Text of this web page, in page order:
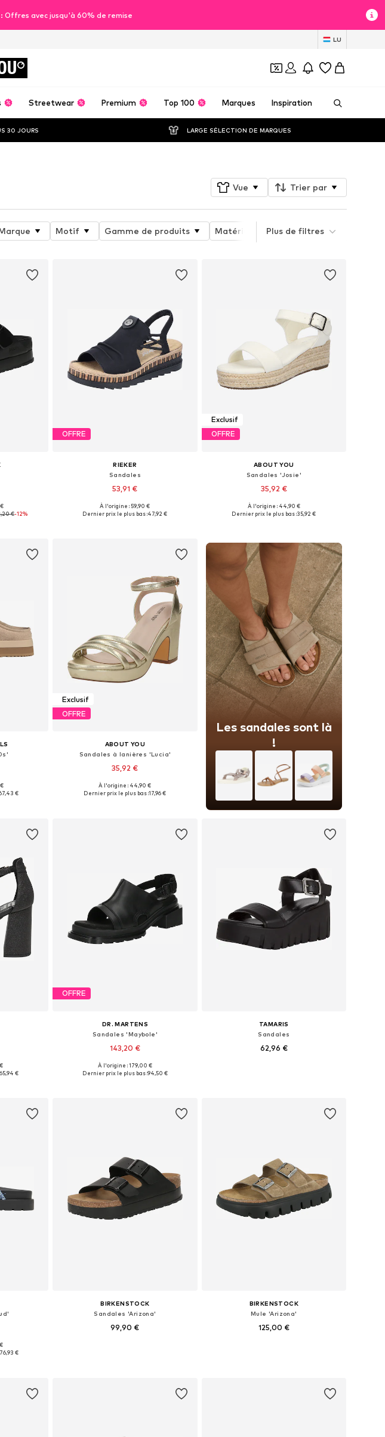
Offres avec jusqu'à 60% de remise
LU
Streetwear Premium Top 100 Marques Inspiration
30 JOURS LARGE SÉLECTION DE MARQUES
Vue Trier par
Motif Gamme de produits Matériau Chaussures ajustables
Plus de filtres
39, 41, 43
€-12%
OFFRE
RIEKER
Sandales
53,91 €
À l'origine : 59,90 €
Dernier prix le plus bas :47,92 €
Exclusif
OFFRE
ABOUT YOU
Sandales 'Josie'
35,92 €
Tailles disponibles: 40, 41
À l'origine : 44,90 €
Dernier prix le plus bas :35,92 €
tailles
€
Exclusif
OFFRE
ABOUT YOU
Sandales à lanières 'Lucia'
35,92 €
Tailles disponibles: 36, 37, 38, 39, 40
À l'origine : 44,90 €
Dernier prix le plus bas :17,96 €
Les sandales sont là
!
39, 40
€
OFFRE
DR. MARTENS
Sandales 'Maybole'
143,20 €
Disponible en plusieurs tailles
À l'origine : 179,00 €
Dernier prix le plus bas :94,50 €
TAMARIS
Sandales
62,96 €
40, 41
€
BIRKENSTOCK
Sandales 'Arizona'
99,90 €
BIRKENSTOCK
Mule 'Arizona'
125,00 €